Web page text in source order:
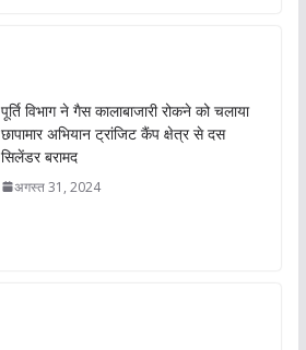
पूर्ति विभाग ने गैस कालाबाजारी रोकने को चलाया
छापामार अभियान ट्रांजिट कैंप क्षेत्र से दस
सिलेंडर बरामद
अगस्त 31, 2024